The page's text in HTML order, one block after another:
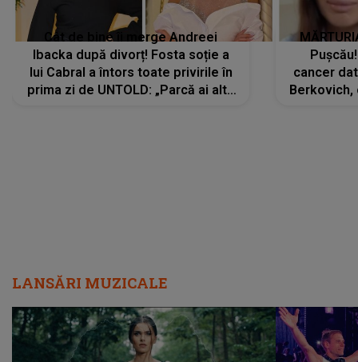
Cât de bine îi merge Andreei
Ibacka după divorț! Fosta soție a
lui Cabral a întors toate privirile în
prima zi de UNTOLD: „Parcă ai altă
cancer
LANSĂRI MUZICALE